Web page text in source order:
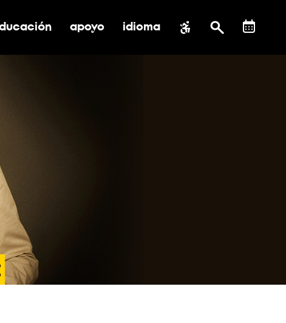
submenú de impacto social
submenú de educación
alternar submenú de asistencia
apoyo idioma